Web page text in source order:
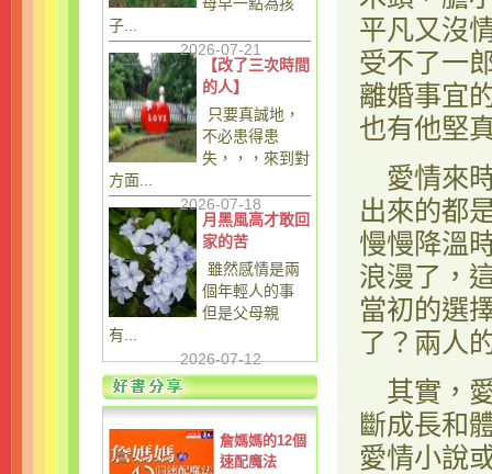
子...
2026-07-21
【改了三次時間
的人】
只要真誠地，
不必患得患
失，，，來到對
方面...
2026-07-18
月黑風高才敢回
家的苦
雖然感情是兩
個年輕人的事
但是父母親
有...
2026-07-12
詹媽媽的12個
速配魔法
平凡又沒
受不了一
離婚事宜
也有他堅
愛情來
出來的都
慢慢降溫
浪漫了，
當初的選
了？兩人
其實，
斷成長和
愛情小說